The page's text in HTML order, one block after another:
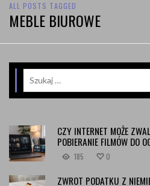
ALL POSTS TAGGED
MEBLE BIUROWE
CZY INTERNET MOŻE
POBIERANIE FILMÓW DO
185 0
ZWROT PODATKU Z